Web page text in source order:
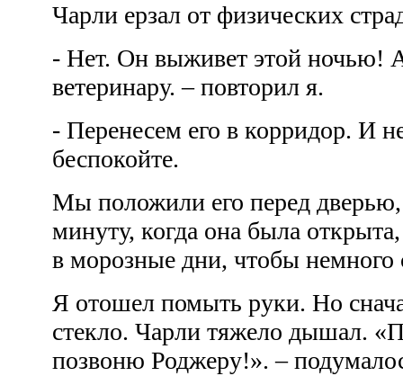
Чарли ерзал от физических
- Нет. Он выживет этой ночью! А
ветеринару. – повторил я.
- Перенесем его в корридор. И
беспокойте.
Мы положили его перед
минуту, когда она была
в морозные дни, чтобы немного
Я отошел помыть руки. Но
стекло. Чарли тяжело дышал.
позвоню Роджеру!». –